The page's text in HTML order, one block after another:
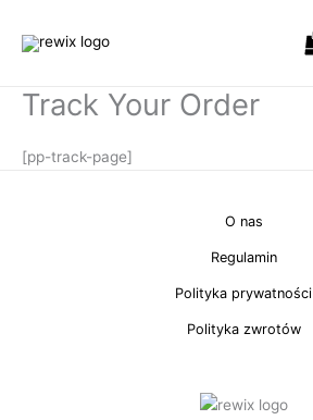
Track Your Order
[pp-track-page]
O nas
Regulamin
Polityka prywatności
Polityka zwrotów